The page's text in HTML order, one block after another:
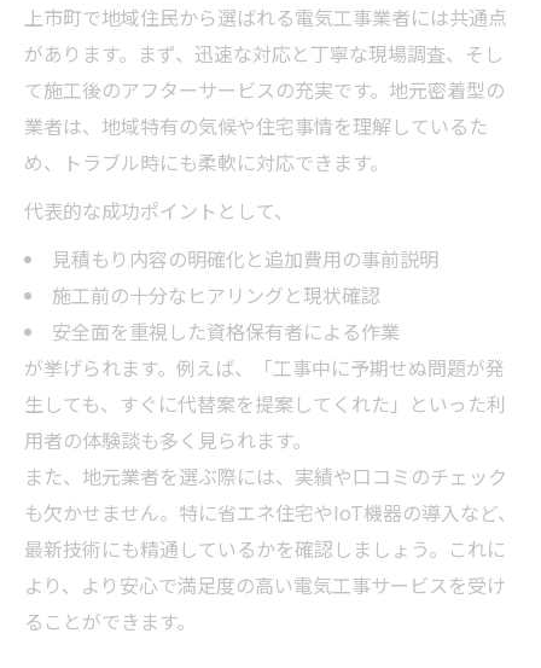
上市町で地域住民から選ばれる電気工事業者には共通点
があります。まず、迅速な対応と丁寧な現場調査、そし
て施工後のアフターサービスの充実です。地元密着型の
業者は、地域特有の気候や住宅事情を理解しているた
め、トラブル時にも柔軟に対応できます。
代表的な成功ポイントとして、
見積もり内容の明確化と追加費用の事前説明
施工前の十分なヒアリングと現状確認
安全面を重視した資格保有者による作業
が挙げられます。例えば、「工事中に予期せぬ問題が発
生しても、すぐに代替案を提案してくれた」といった利
用者の体験談も多く見られます。
また、地元業者を選ぶ際には、実績や口コミのチェック
も欠かせません。特に省エネ住宅やIoT機器の導入など、
最新技術にも精通しているかを確認しましょう。これに
より、より安心で満足度の高い電気工事サービスを受け
ることができます。